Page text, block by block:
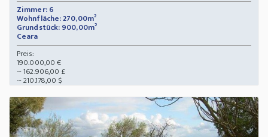
Zimmer: 6
Wohnfläche: 270,00m²
Grundstück: 900,00m²
Ceara
Preis:
190.000,00 €
~ 162.906,00 £
~ 210.178,00 $